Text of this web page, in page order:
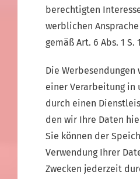
berechtigten
werblichen
gemäß Art. 6 Abs. 1 S.
Die Werbesendungen
einer Verarbeitung in
durch einen
den wir Ihre Daten
Sie können der
Verwendung Ihrer
Zwecken jederzeit